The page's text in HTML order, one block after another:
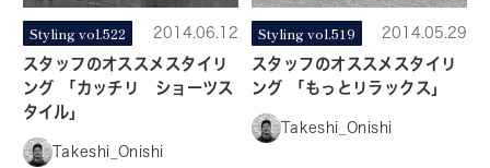
Styling vol.522 2014.06.12
スタッフのオススメスタイリ
ング 「カッチリ ショーツス
タイル」
Takeshi_Onishi
Styling vol.519 2014.05.29
スタッフのオススメスタイリ
ング 「もっとリラックス」
Takeshi_Onishi